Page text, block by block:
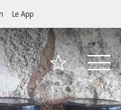
Le App